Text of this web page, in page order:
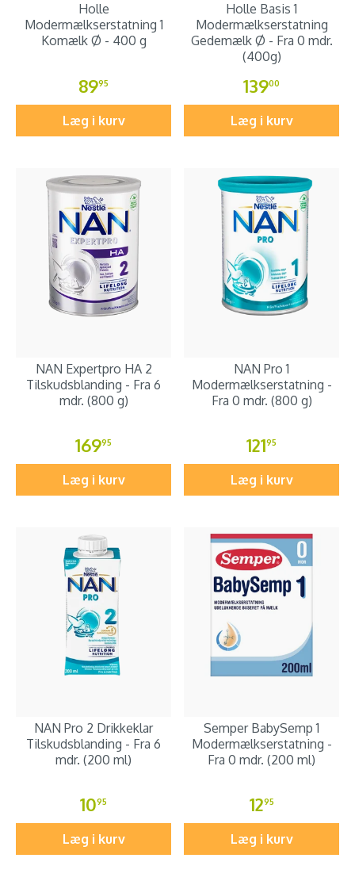
Holle
Modermælkserstatning 1
Komælk Ø - 400 g
8995
Læg i kurv
Holle Basis 1
Modermælkserstatning
Gedemælk Ø - Fra 0 mdr.
(400g)
13900
Læg i kurv
NAN Expertpro HA 2
Tilskudsblanding - Fra 6
mdr. (800 g)
16995
Læg i kurv
NAN Pro 1
Modermælkserstatning -
Fra 0 mdr. (800 g)
12195
Læg i kurv
NAN Pro 2 Drikkeklar
Tilskudsblanding - Fra 6
mdr. (200 ml)
1095
Læg i kurv
Semper BabySemp 1
Modermælkserstatning -
Fra 0 mdr. (200 ml)
1295
Læg i kurv